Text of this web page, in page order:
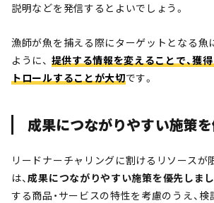
説明などを発信するとよいでしょう。
漁師が魚を捕える際にターゲットとなる魚
ように、 提供する情報を変えることで、獲
トロールすることが大切です。
成果につながりやすい施策
リードナーチャリングに割けるリソースが
は、成果につながりやすい施策を優先しま
する商品・サービスの特性を考慮のうえ、